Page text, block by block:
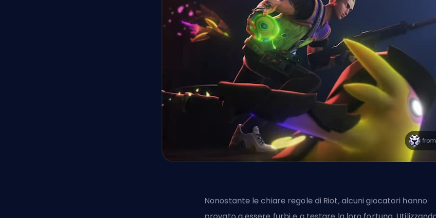
Nonostante le chiare regole di Riot, alcuni giocatori hanno